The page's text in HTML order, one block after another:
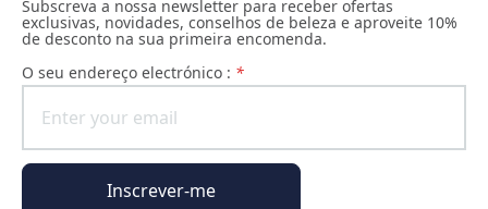
Subscreva a nossa newsletter para receber ofertas
exclusivas, novidades, conselhos de beleza e aproveite 10%
de desconto na sua primeira encomenda.
O seu endereço electrónico : *
Inscrever-me